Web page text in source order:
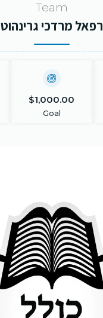
Team
רפאל מרדכי גרינהוט
$1,000.00
Goal